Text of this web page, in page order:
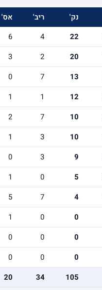
נק' ריב' אס'
22
4
6
20
2
3
13
7
0
12
1
1
10
7
2
10
3
1
9
3
0
5
0
1
4
7
5
0
0
1
0
0
0
0
0
0
105
34
20